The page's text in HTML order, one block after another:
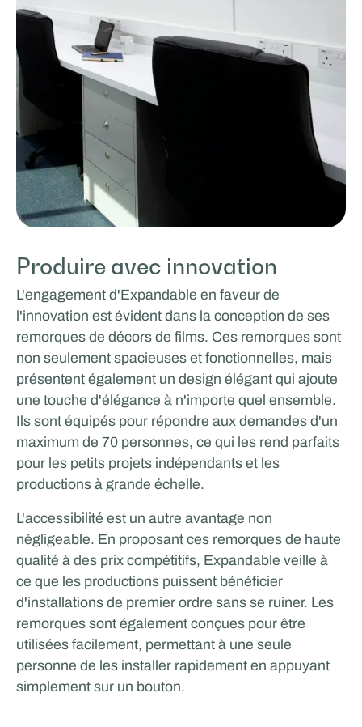
Produire avec innovation
L'engagement d'Expandable en faveur de
l'innovation est évident dans la conception de ses
remorques de décors de films. Ces remorques sont
non seulement spacieuses et fonctionnelles, mais
présentent également un design élégant qui ajoute
une touche d'élégance à n'importe quel ensemble.
Ils sont équipés pour répondre aux demandes d'un
maximum de 70 personnes, ce qui les rend parfaits
pour les petits projets indépendants et les
productions à grande échelle.
L'accessibilité est un autre avantage non
négligeable. En proposant ces remorques de haute
qualité à des prix compétitifs, Expandable veille à
ce que les productions puissent bénéficier
d'installations de premier ordre sans se ruiner. Les
remorques sont également conçues pour être
utilisées facilement, permettant à une seule
personne de les installer rapidement en appuyant
simplement sur un bouton.